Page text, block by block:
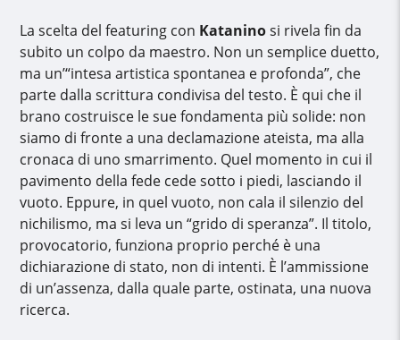
La scelta del featuring con Kataninosi rivela fin da
subito un colpo da maestro. Non un semplice duetto,
ma un’“intesa artistica spontanea e profonda”, che
parte dalla scrittura condivisa del testo. È qui che il
brano costruisce le sue fondamenta più solide: non
siamo di fronte a una declamazione ateista, ma alla
cronaca di uno smarrimento. Quel momento in cui il
pavimento della fede cede sotto i piedi, lasciando il
vuoto. Eppure, in quel vuoto, non cala il silenzio del
nichilismo, ma si leva un “grido di speranza”. Il titolo,
provocatorio, funziona proprio perché è una
dichiarazione di stato, non di intenti. È l’ammissione
di un’assenza, dalla quale parte, ostinata, una nuova
ricerca.